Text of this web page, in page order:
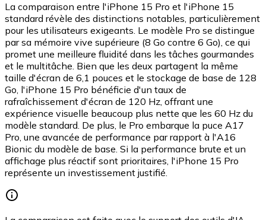
La comparaison entre l'iPhone 15 Pro et l'iPhone 15
standard révèle des distinctions notables, particulièrement
pour les utilisateurs exigeants. Le modèle Pro se distingue
par sa mémoire vive supérieure (8 Go contre 6 Go), ce qui
promet une meilleure fluidité dans les tâches gourmandes
et le multitâche. Bien que les deux partagent la même
taille d'écran de 6,1 pouces et le stockage de base de 128
Go, l'iPhone 15 Pro bénéficie d'un taux de
rafraîchissement d'écran de 120 Hz, offrant une
expérience visuelle beaucoup plus nette que les 60 Hz du
modèle standard. De plus, le Pro embarque la puce A17
Pro, une avancée de performance par rapport à l'A16
Bionic du modèle de base. Si la performance brute et un
affichage plus réactif sont prioritaires, l'iPhone 15 Pro
représente un investissement justifié.